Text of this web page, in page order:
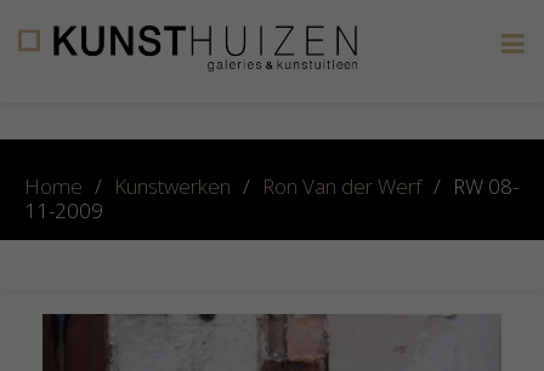
Home / Kunstwerken / Ron Van der Werf / RW 08-
11-2009